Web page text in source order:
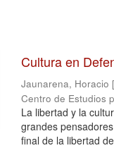
Cultura en
Jaunarena, Horacio
Centro de Estudios
La libertad y la
grandes
final de la libertad